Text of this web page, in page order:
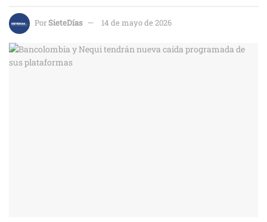
PorSieteDías 14 de mayo de 2026